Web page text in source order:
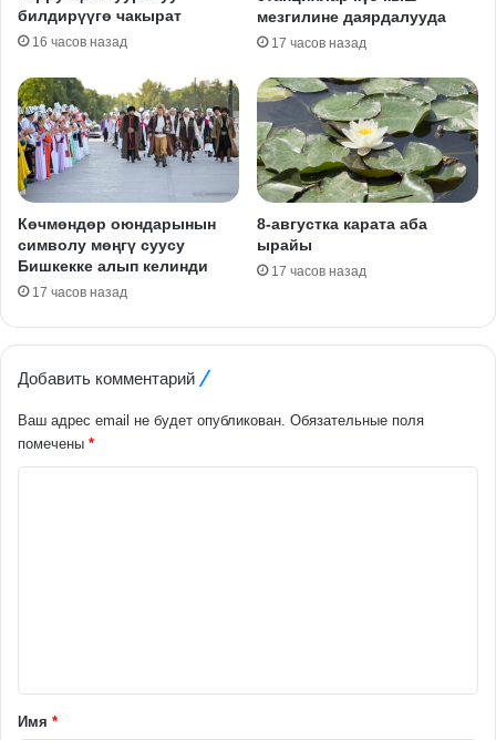
билдирүүгө чакырат
16 часов назад
мезгилине даярдалууда
17 часов назад
Көчмөндөр оюндарынын
символу мөңгү суусу
Бишкекке алып келинди
17 часов назад
8-августка карата аба
ырайы
17 часов назад
Добавить комментарий
Ваш адрес email не будет опубликован. Обязательные поля
помечены *
а
Имя *